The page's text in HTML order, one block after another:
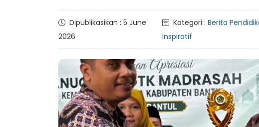
Dipublikasikan : 5 June
2026
Kategori :Berita
Inspiratif